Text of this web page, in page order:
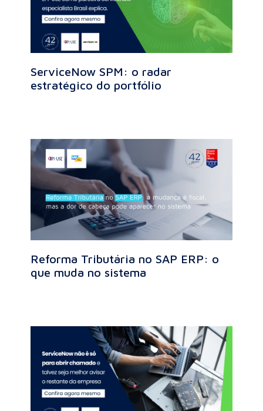
ServiceNow SPM: o radar
estratégico do portfólio
Reforma Tributária no SAP ERP: o
que muda no sistema